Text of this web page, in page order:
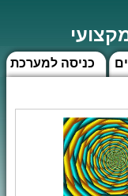
כניסה למערכת